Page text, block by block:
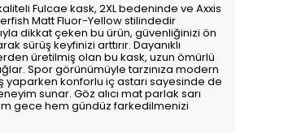
Fulcae kask, 2XL bedeninde ve Axxis
Matt Fluor-Yellow stilindedir
dikkat çeken bu ürün, güvenliğinizi ön
sürüş keyfinizi arttırır. Dayanıklı
üretilmiş olan bu kask, uzun ömürlü
Spor görünümüyle tarzınıza modern
yaparken konforlu iç astarı sayesinde de
sunar. Göz alıcı mat parlak sarı
gece hem gündüz farkedilmenizi